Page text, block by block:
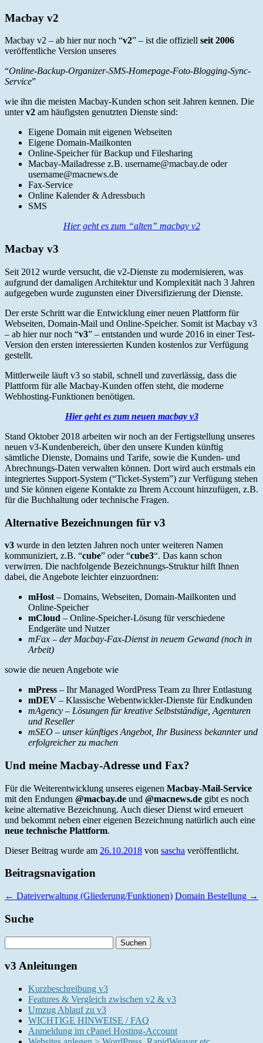
Macbay v2
Macbay v2 – ab hier nur noch “v2” – ist die offiziell seit 2006
veröffentliche Version unseres
“Online-Backup-Organizer-SMS-Homepage-Foto-Blogging-Sync-
Service”
wie ihn die meisten Macbay-Kunden schon seit Jahren kennen. Die
unterv2 am häufigsten genutzten Dienste sind:
Eigene Domain mit eigenen Webseiten
Eigene Domain-Mailkonten
Online-Speicher für Backup und Filesharing
Macbay-Mailadresse z.B. username@macbay.de oder
username@macnews.de
Fax-Service
Online Kalender & Adressbuch
SMS
Hier geht es zum “alten” macbay v2
Macbay v3
Seit 2012 wurde versucht, die v2-Dienste zu modernisieren, was
aufgrund der damaligen Architektur und Komplexität nach 3 Jahren
aufgegeben wurde zugunsten einer Diversifizierung der Dienste.
Der erste Schritt war die Entwicklung einer neuen Plattform für
Webseiten, Domain-Mail und Online-Speicher. Somit ist Macbay v3
– ab hier nur noch “v3” – entstanden und wurde 2016 in einer Test-
Version den ersten interessierten Kunden kostenlos zur Verfügung
gestellt.
Mittlerweile läuft v3 so stabil, schnell und zuverlässig, dass die
Plattform für alle Macbay-Kunden offen steht, die moderne
Webhosting-Funktionen benötigen.
Hier geht es zum neuen macbay v3
Stand Oktober 2018 arbeiten wir noch an der Fertigstellung unseres
neuen v3-Kundenbereich, über den unsere Kunden künftig
sämtliche Dienste, Domains und Tarife, sowie die Kunden- und
Abrechnungs-Daten verwalten können. Dort wird auch erstmals ein
integriertes Support-System (“Ticket-System”) zur Verfügung stehen
und Sie können eigene Kontakte zu Ihrem Account hinzufügen, z.B.
für die Buchhaltung oder technische Fragen.
Alternative Bezeichnungen für v3
v3 wurde in den letzten Jahren noch unter weiteren Namen
kommuniziert, z.B. “cube” oder “cube3“. Das kann schon
verwirren. Die nachfolgende Bezeichnungs-Struktur hilft Ihnen
dabei, die Angebote leichter einzuordnen:
mHost – Domains, Webseiten, Domain-Mailkonten und
Online-Speicher
mCloud – Online-Speicher-Lösung für verschiedene
Endgeräte und Nutzer
mFax – der Macbay-Fax-Dienst in neuem Gewand (noch in
Arbeit)
sowie die neuen Angebote wie
mPress – Ihr Managed WordPress Team zu Ihrer Entlastung
mDEV – Klassische Webentwickler-Dienste für Endkunden
mAgency – Lösungen für kreative Selbstständige, Agenturen
und Reseller
mSEO – unser künftiges Angebot, Ihr Business bekannter und
erfolgreicher zu machen
Und meine Macbay-Adresse und Fax?
Für die Weiterentwicklung unseres eigenen Macbay-Mail-Service
mit den Endungen @macbay.de und @macnews.de gibt es noch
keine alternative Bezeichnung. Auch dieser Dienst wird erneuert
und bekommt neben einer eigenen Bezeichnung natürlich auch eine
neue technische Plattform.
Dieser Beitrag wurde am 26.10.2018 von sascha veröffentlicht.
Beitragsnavigation
← Dateiverwaltung (Gliederung/Funktionen) Domain Bestellung →
Suche
nach:
v3 Anleitungen
Kurzbeschreibung v3
Features & Vergleich zwischen v2 & v3
Umzug Ablauf zu v3
WICHTIGE HINWEISE / FAQ
Anmeldung im cPanel Hosting-Account